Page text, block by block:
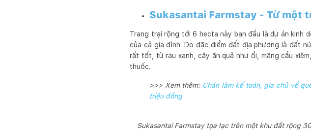
Sukasantai Farmstay - Từ một
Trang trại rộng tới 6 hecta này ban đầu là dự án kinh
của cả gia đình. Do đặc điểm đất địa phương là đất
rất tốt, từ rau xanh, cây ăn quả như ổi, mãng cầu
thuốc.
>>> Xem thêm: Chán làm kế toán, gia chủ về
triệu đồng
Sukasantai Farmstay tọa lạc trên một khu đất rộng